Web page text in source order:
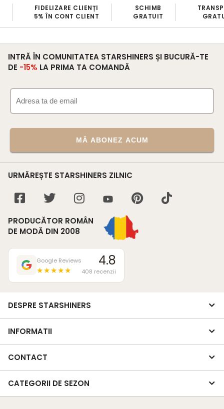
FIDELIZARE CLIENȚI
5% ÎN CONT CLIENT
SCHIMB
GRATUIT
INTRĂ ÎN COMUNITATEA STARSHINERS ȘI BUCURĂ-TE
DE -15% LA PRIMA TA COMANDĂ
MĂ ABONEZ ACUM
URMĂREȘTE STARSHINERS ZILNIC
PRODUCĂTOR ROMÂN
DE MODĂ DIN 2008
Google Reviews
★★★★★
4.8
408 recenzii
DESPRE STARSHINERS
INFORMATII
CONTACT
CATEGORII DE SEZON